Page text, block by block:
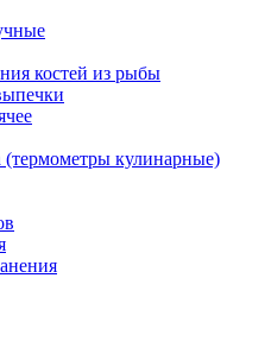
костей из рыбы
кулинарные)